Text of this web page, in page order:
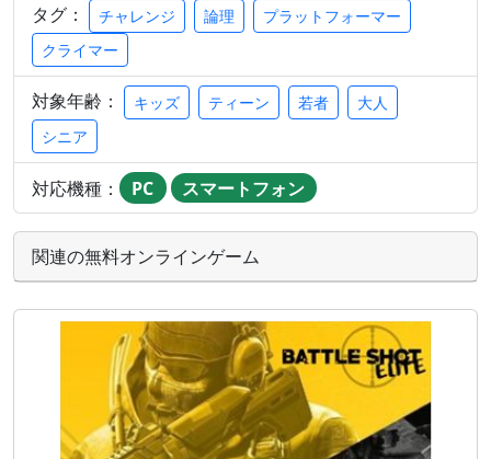
タグ： チャレンジ 論理
プラットフォーマー
クライマー
対象年齢： キッズ ティーン 若者
大人
シニア
対応機種： PC スマートフォン
関連の無料オンラインゲーム